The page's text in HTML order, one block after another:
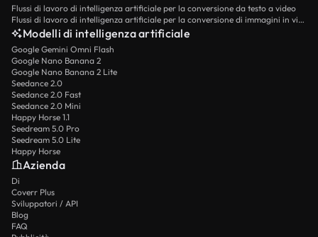
Flussi di lavoro di intelligenza artificiale per la conversione da testo a video
Flussi di lavoro di intelligenza artificiale per la conversione di immagini in video
Modelli di intelligenza artificiale
Google Gemini Omni Flash
Google Nano Banana 2
Google Nano Banana 2 Lite
Seedance 2.0
Seedance 2.0 Fast
Seedance 2.0 Mini
Happy Horse 1.1
Seedream 5.0 Pro
Seedream 5.0 Lite
Happy Horse
Azienda
Di
Coverr Plus
Sviluppatori / API
Blog
FAQ